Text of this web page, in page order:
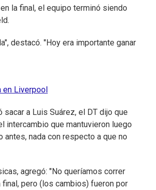
la final, el equipo terminó siendo
destacó. "Hoy era importante ganar
Liverpool
a Luis Suárez, el DT dijo que
que mantuvieron luego
antes, nada con respecto a que no
agregó: "No queríamos correr
pero (los cambios) fueron por